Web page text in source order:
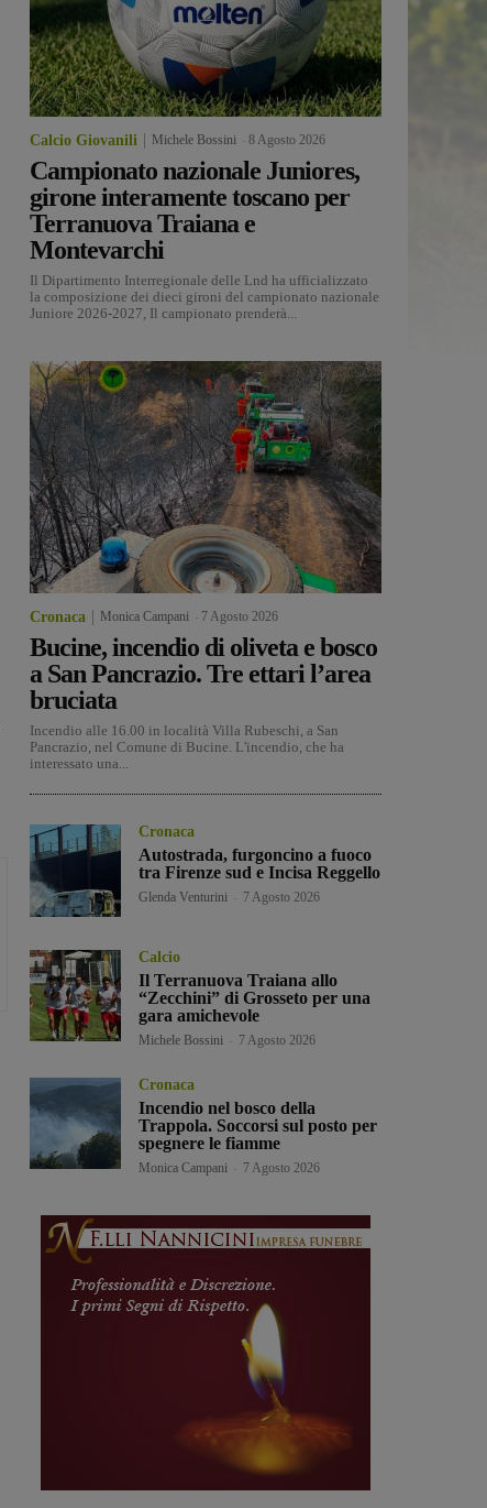
Calcio Giovanili Michele Bossini 8 Agosto 2026
Campionato nazionale Juniores,
girone interamente toscano per
Terranuova Traiana e
Montevarchi
Il Dipartimento Interregionale delle Lnd ha ufficializzato
la composizione dei dieci gironi del campionato nazionale
Juniore 2026-2027, Il campionato prenderà...
Cronaca Monica Campani 7 Agosto 2026
Bucine, incendio di oliveta e bosco
a San Pancrazio. Tre ettari l’area
bruciata
Incendio alle 16.00 in località Villa Rubeschi, a San
Pancrazio, nel Comune di Bucine. L'incendio, che ha
interessato una...
Cronaca
Autostrada, furgoncino a fuoco
tra Firenze sud e Incisa Reggello
Glenda Venturini 7 Agosto 2026
Calcio
Il Terranuova Traiana allo
“Zecchini” di Grosseto per una
gara amichevole
Michele Bossini 7 Agosto 2026
Cronaca
Incendio nel bosco della
Trappola. Soccorsi sul posto per
spegnere le fiamme
Monica Campani 7 Agosto 2026